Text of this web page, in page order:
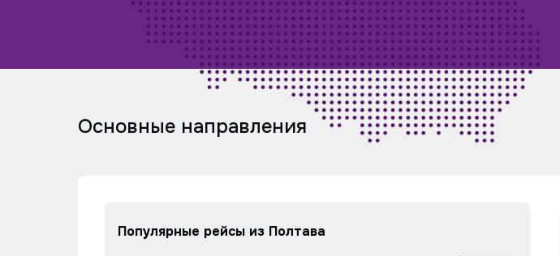
Основные направления
Популярные рейсы из Полтава